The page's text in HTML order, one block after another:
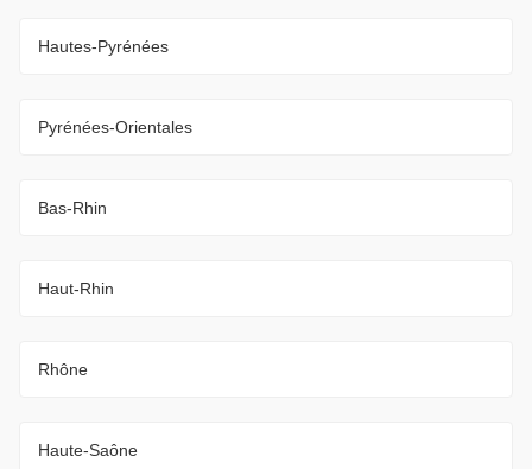
Hautes-Pyrénées
Pyrénées-Orientales
Bas-Rhin
Haut-Rhin
Rhône
Haute-Saône